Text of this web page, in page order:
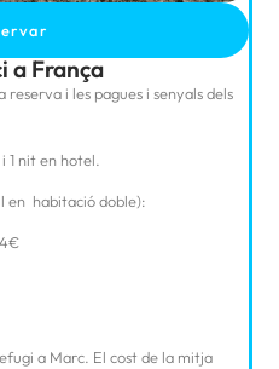
a França
i les pagues i senyals dels
1 nit en hotel.
en habitació doble):
a Marc. El cost de la mitja